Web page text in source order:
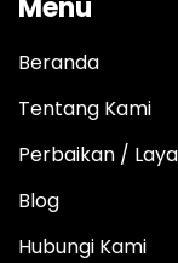
Menu
Beranda
Tentang Kami
Perbaikan /
Blog
Hubungi Kami